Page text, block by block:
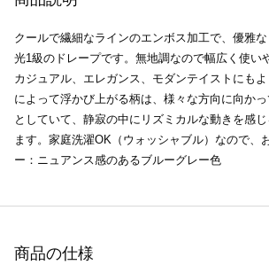
クールで繊細なラインのエンボス加工で、優雅
光1級のドレープです。無地調なので幅広く使い
カジュアル、エレガンス、モダンテイストにも
によって浮かび上がる柄は、様々な方向に向か
としていて、静寂の中にリズミカルな動きを感
ます。家庭洗濯OK（ウォッシャブル）なので、
ー：ニュアンス感のあるブルーグレー色
商品の仕様